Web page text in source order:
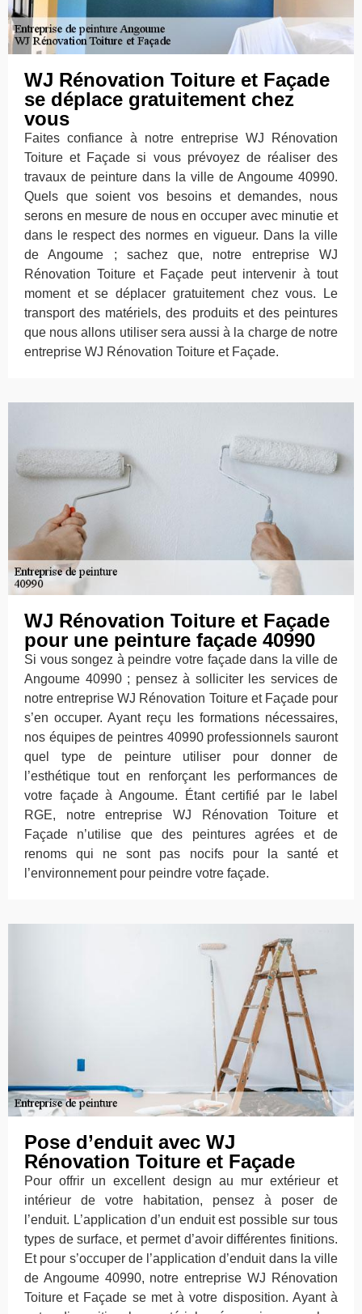
WJ Rénovation Toiture et Façade
se déplace gratuitement chez
vous
Faites confiance à notre entreprise WJ Rénovation
Toiture et Façade si vous prévoyez de réaliser des
travaux de peinture dans la ville de Angoume 40990.
Quels que soient vos besoins et demandes, nous
serons en mesure de nous en occuper avec minutie et
dans le respect des normes en vigueur. Dans la ville
de Angoume ; sachez que, notre entreprise WJ
Rénovation Toiture et Façade peut intervenir à tout
moment et se déplacer gratuitement chez vous. Le
transport des matériels, des produits et des peintures
que nous allons utiliser sera aussi à la charge de notre
entreprise WJ Rénovation Toiture et Façade.
WJ Rénovation Toiture et Façade
pour une peinture façade 40990
Si vous songez à peindre votre façade dans la ville de
Angoume 40990 ; pensez à solliciter les services de
notre entreprise WJ Rénovation Toiture et Façade pour
s’en occuper. Ayant reçu les formations nécessaires,
nos équipes de peintres 40990 professionnels sauront
quel type de peinture utiliser pour donner de
l’esthétique tout en renforçant les performances de
votre façade à Angoume. Étant certifié par le label
RGE, notre entreprise WJ Rénovation Toiture et
Façade n’utilise que des peintures agrées et de
renoms qui ne sont pas nocifs pour la santé et
l’environnement pour peindre votre façade.
Pose d’enduit avec WJ
Rénovation Toiture et Façade
Pour offrir un excellent design au mur extérieur et
intérieur de votre habitation, pensez à poser de
l’enduit. L’application d’un enduit est possible sur tous
types de surface, et permet d’avoir différentes finitions.
Et pour s’occuper de l’application d’enduit dans la ville
de Angoume 40990, notre entreprise WJ Rénovation
Toiture et Façade se met à votre disposition. Ayant à